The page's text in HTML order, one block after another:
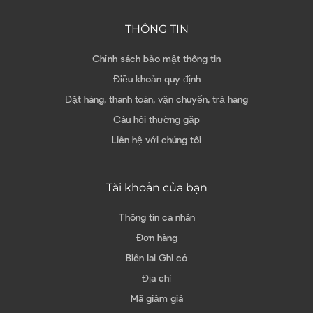
THÔNG TIN
Chính sách bảo mật thông tin
Điều khoản quy định
Đặt hàng, thanh toán, vận chuyển, trả hàng
Câu hỏi thường gặp
Liên hệ với chúng tôi
Tài khoản của bạn
Thông tin cá nhân
Đơn hàng
Biên lai Ghi có
Địa chỉ
Mã giảm giá